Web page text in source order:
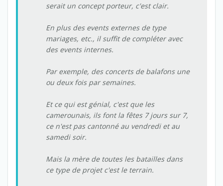
serait un concept porteur, c'est clair.
En plus des events externes de type
mariages, etc., il suffit de compléter avec
des events internes.
Par exemple, des concerts de balafons une
ou deux fois par semaines.
Et ce qui est génial, c'est que les
camerounais, ils font la fêtes 7 jours sur 7,
ce n'est pas cantonné au vendredi et au
samedi soir.
Mais la mère de toutes les batailles dans
ce type de projet c'est le terrain.